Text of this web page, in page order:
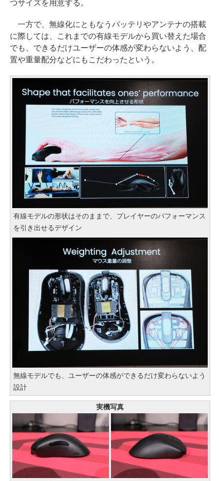
つサイズを用意する。
一方で、無線化にともなうバッテリやアンテナの搭載
に際しては、これまでの有線モデルから買い替えた場合
でも、できるだけユーザーの体感が変わらないよう、配
置や重量配分などにもこだわったという。
有線モデルの形状はそのままで、プレイヤーのパフォーマンス
を引き出せるデザイン
無線モデルでも、ユーザーの体感ができるだけ変わらないよう
設計
実機写真